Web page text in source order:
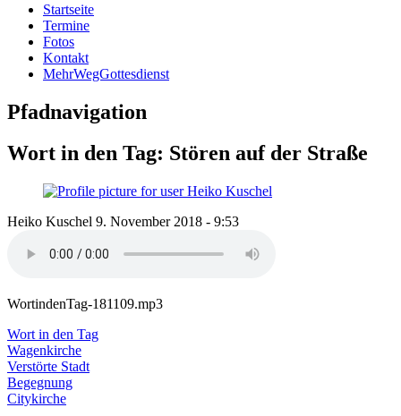
Startseite
Termine
Fotos
Kontakt
MehrWegGottesdienst
Pfadnavigation
Wort in den Tag: Stören auf der Straße
Heiko Kuschel 9. November 2018 - 9:53
WortindenTag-181109.mp3
Wort in den Tag
Wagenkirche
Verstörte Stadt
Begegnung
Citykirche